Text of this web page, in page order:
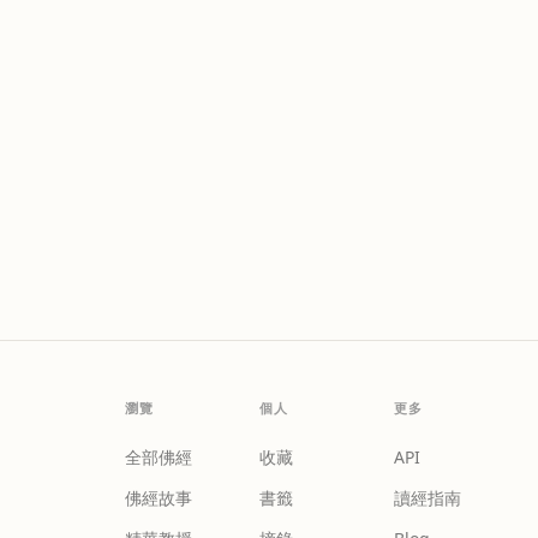
瀏覽
全部佛經
佛經故事
個人
收藏
書籤
更多
API
讀經指南